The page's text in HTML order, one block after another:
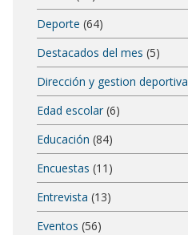
Deporte (64)
Destacados del mes (5)
Dirección y gestion deportiva
Edad escolar (6)
Educación (84)
Encuestas (11)
Entrevista (13)
Eventos (56)